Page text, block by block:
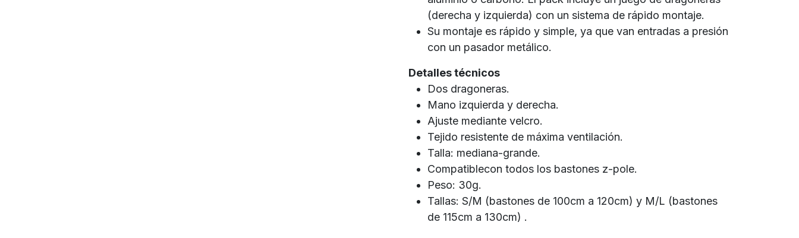
(derecha y izquierda) con un sistema de rápido montaje.
Su montaje es rápido y simple, ya que van entradas a presión
con un pasador metálico.
Detalles técnicos
Dos dragoneras.
Mano izquierda y derecha.
Ajuste mediante velcro.
Tejido resistente de máxima ventilación.
Talla: mediana-grande.
Compatiblecon todos los bastones z-pole.
Peso: 30g.
Tallas: S/M (bastones de 100cm a 120cm) y M/L (bastones
de 115cm a 130cm) .